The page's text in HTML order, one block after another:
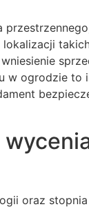
w ogrodzie to
oraz